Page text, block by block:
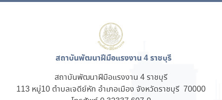
สถาบันพัฒนาฝีมือแรงงาน 4 ราชบุรี
สถาบันพัฒนาฝีมือแรงงาน 4 ราชบุรี
113 หมู่10 ตำบลเจดีย์หัก อำเภอเมือง จังหวัดราชบุรี 70000